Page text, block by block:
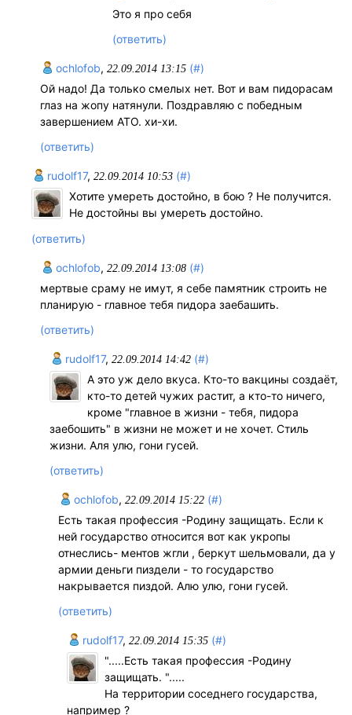
Это я про себя
(ответить)
ochlofob,22.09.2014 13:15 (#)
Ой надо! Да только смелых нет. Вот и вам пидорасам
глаз на жопу натянули. Поздравляю с победным
завершением АТО. хи-хи.
(ответить)
rudolf17, 22.09.2014 10:53 (#)
Хотите умереть достойно, в бою ? Не получится.
Не достойны вы умереть достойно.
(ответить)
ochlofob,22.09.2014 13:08 (#)
мертвые сраму не имут, я себе памятник строить не
планирую - главное тебя пидора заебашить.
(ответить)
rudolf17, 22.09.2014 14:42 (#)
А это уж дело вкуса. Кто-то вакцины создаёт,
кто-то детей чужих растит, а кто-то ничего,
кроме "главное в жизни - тебя, пидора
заебошить" в жизни не может и не хочет. Стиль
жизни. Аля улю, гони гусей.
(ответить)
ochlofob,22.09.2014 15:22 (#)
Есть такая профессия -Родину защищать. Если к
ней государство относится вот как укропы
отнеслись- ментов жгли , беркут шельмовали, да у
армии деньги пиздели - то государство
накрывается пиздой. Алю улю, гони гусей.
(ответить)
rudolf17, 22.09.2014 15:35 (#)
".....Есть такая профессия -Родину
защищать. ".....
На территории соседнего государства,
например ?